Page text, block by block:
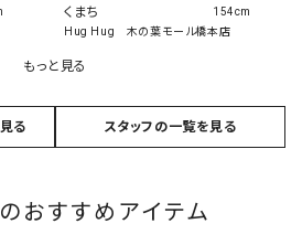
くまち
Hug Hug 木の葉モール橋本店
154cm
もっと見る
る スタッフの一覧を見る
おすすめアイテム